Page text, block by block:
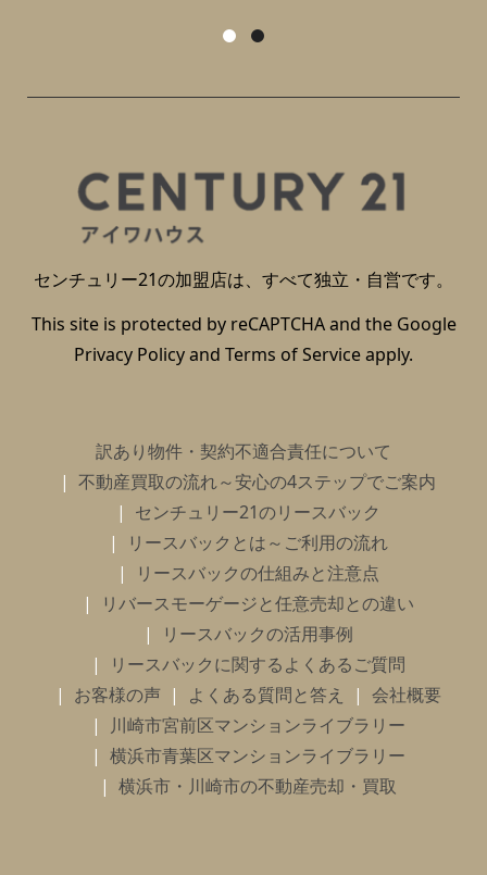
センチュリー21の加盟店は、すべて独立・自営です。
This site is protected by reCAPTCHA and the Google
Privacy Policyand Terms of Serviceapply.
訳あり物件・契約不適合責任について
不動産買取の流れ～安心の4ステップでご案内
センチュリー21のリースバック
リースバックとは～ご利用の流れ
リースバックの仕組みと注意点
リバースモーゲージと任意売却との違い
リースバックの活用事例
リースバックに関するよくあるご質問
お客様の声
よくある質問と答え
会社概要
川崎市宮前区マンションライブラリー
横浜市青葉区マンションライブラリー
横浜市・川崎市の不動産売却・買取